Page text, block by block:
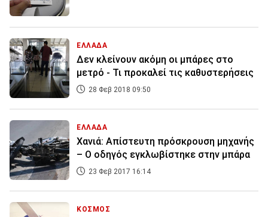
ΕΛΛΑΔΑ
Δεν κλείνουν ακόμη οι μπάρες στο
μετρό - Τι προκαλεί τις καθυστερήσεις
28 Φεβ 2018 09:50
ΕΛΛΑΔΑ
Χανιά: Απίστευτη πρόσκρουση μηχανής
– Ο οδηγός εγκλωβίστηκε στην μπάρα
23 Φεβ 2017 16:14
ΚΟΣΜΟΣ